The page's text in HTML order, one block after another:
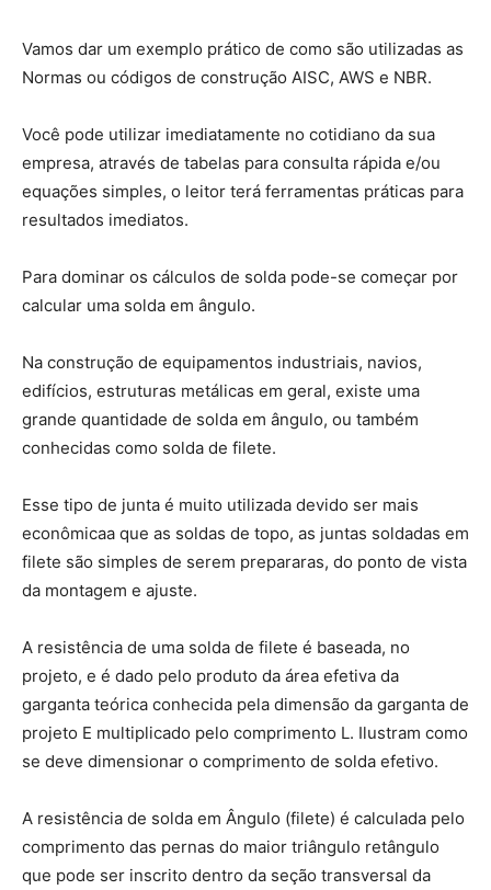
Vamos dar um exemplo prático de como são utilizadas as
Normas ou códigos de construção AISC, AWS e NBR.
Você pode utilizar imediatamente no cotidiano da sua
empresa, através de tabelas para consulta rápida e/ou
equações simples, o leitor terá ferramentas práticas para
resultados imediatos.
Para dominar os cálculos de solda pode-se começar por
calcular uma solda em ângulo.
Na construção de equipamentos industriais, navios,
edifícios, estruturas metálicas em geral, existe uma
grande quantidade de solda em ângulo, ou também
conhecidas como solda de filete.
Esse tipo de junta é muito utilizada devido ser mais
econômicaa que as soldas de topo, as juntas soldadas em
filete são simples de serem prepararas, do ponto de vista
da montagem e ajuste.
A resistência de uma solda de filete é baseada, no
projeto, e é dado pelo produto da área efetiva da
garganta teórica conhecida pela dimensão da garganta de
projeto E multiplicado pelo comprimento L. Ilustram como
se deve dimensionar o comprimento de solda efetivo.
A resistência de solda em Ângulo (filete) é calculada pelo
comprimento das pernas do maior triângulo retângulo
que pode ser inscrito dentro da seção transversal da